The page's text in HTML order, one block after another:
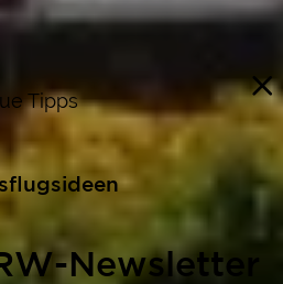
Tipps
Newsletter